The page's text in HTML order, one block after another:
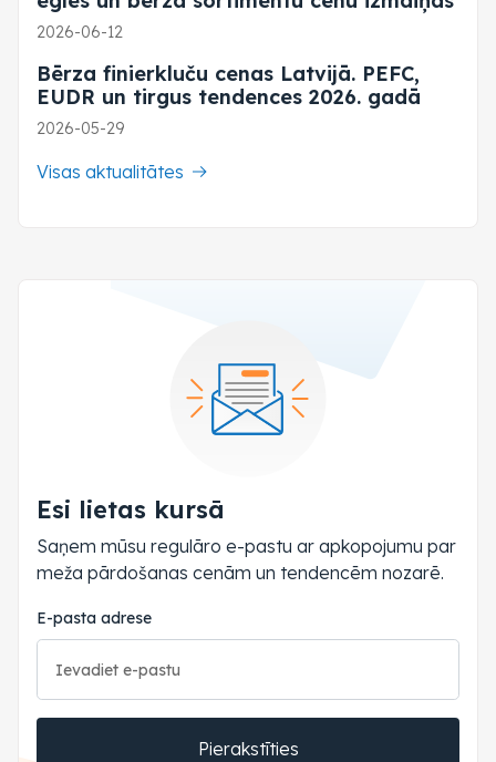
2026-06-12
Bērza finierkluču cenas Latvijā. PEFC,
EUDR un tirgus tendences 2026. gadā
2026-05-29
Visas aktualitātes
Esi lietas kursā
Saņem mūsu regulāro e-pastu ar apkopojumu par
meža pārdošanas cenām un tendencēm nozarē.
E-pasta adrese
Pierakstīties